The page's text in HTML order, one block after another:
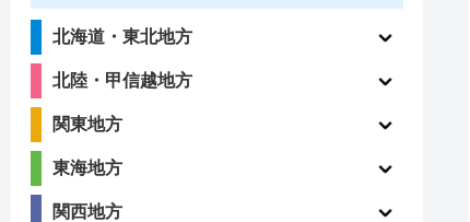
北海道・東北地方
北陸・甲信越地方
関東地方
東海地方
関西地方